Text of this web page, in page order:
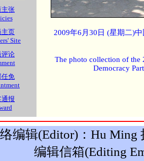
主张
主页
Site
评论
任免
报
2009年6月30日 (星期二)
The photo collection of the
Democracy
编辑(Editor)：Hu Ming
编辑信箱(Editing